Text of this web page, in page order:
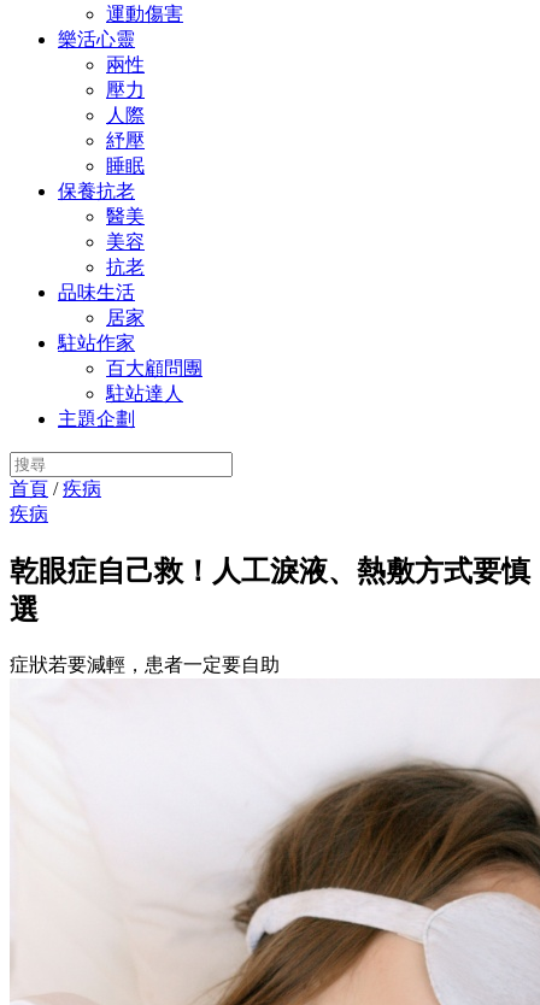
運動傷害
樂活心靈
兩性
壓力
人際
紓壓
睡眠
保養抗老
醫美
美容
抗老
品味生活
居家
駐站作家
百大顧問團
駐站達人
主題企劃
首頁 /疾病
疾病
乾眼症自己救！人工淚液、熱敷方式要慎
選
症狀若要減輕，患者一定要自助